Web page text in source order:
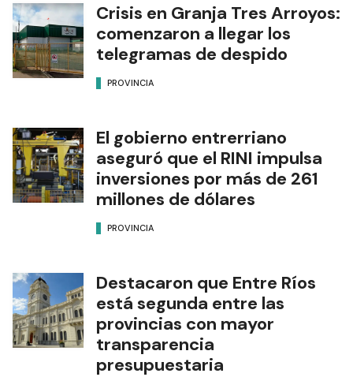
Crisis en Granja Tres Arroyos:
comenzaron a llegar los
telegramas de despido
PROVINCIA
El gobierno entrerriano
aseguró que el RINI impulsa
inversiones por más de 261
millones de dólares
PROVINCIA
Destacaron que Entre Ríos
está segunda entre las
provincias con mayor
transparencia
presupuestaria